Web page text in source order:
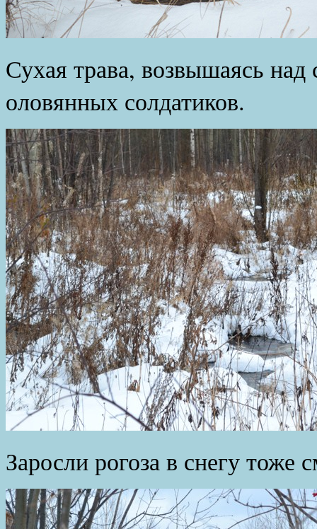
Сухая трава, возвышаясь
оловянных солдатиков.
Заросли рогоза в снегу тоже